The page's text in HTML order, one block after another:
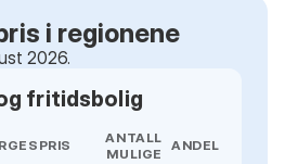
i regionene
2026.
fritidsbolig
ANTALL
MULIGE
ANDEL